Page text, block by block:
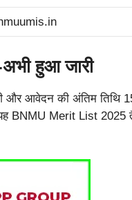
हुआ जारी
आवेदन की अंतिम तिथि 15
BNMU Merit List 2025